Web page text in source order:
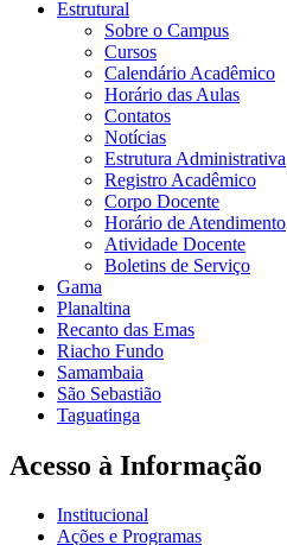
Estrutural
Sobre o Campus
Cursos
Calendário Acadêmico
Horário das Aulas
Contatos
Notícias
Estrutura Administrativa
Registro Acadêmico
Corpo Docente
Horário de Atendimento
Atividade Docente
Boletins de Serviço
Gama
Planaltina
Recanto das Emas
Riacho Fundo
Samambaia
São Sebastião
Taguatinga
Acesso à Informação
Institucional
Ações e Programas